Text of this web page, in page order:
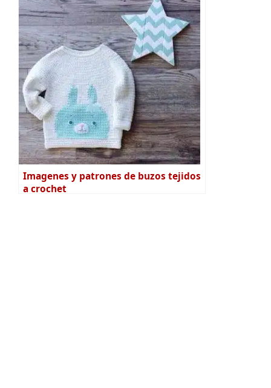
Imagenes y patrones de buzos tejidos
a crochet